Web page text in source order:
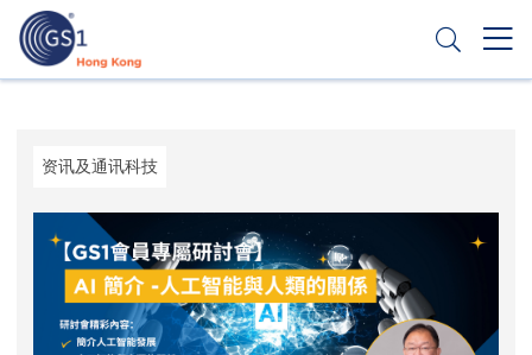
主
Second
Menu
资讯及通讯科技